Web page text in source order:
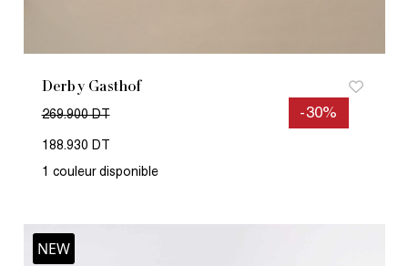
Derby Gasthof
-30%
269.900 DT
188.930 DT
1 couleur disponible
NEW